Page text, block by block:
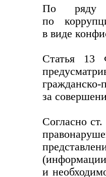
По ряду
по
в виде
Статья 13
за
Согласно
и